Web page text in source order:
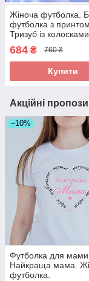
Жіноча футболка.
футболка з
Тризуб із колосками
684 ₴ 760 ₴
Купити
Акційні
–10%
Футболка для мами.
Найкраща мама.
футболка.